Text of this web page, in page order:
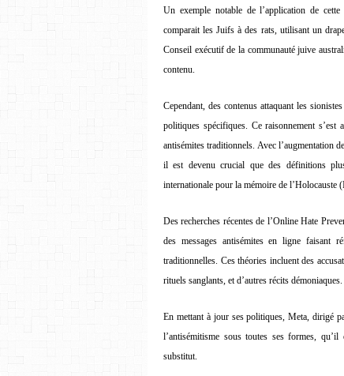
Un exemple notable de l’application de
comparait les Juifs à des rats, utilisant un
Conseil exécutif de la communauté juive
contenu.
Cependant, des contenus attaquant les
politiques spécifiques. Ce raisonnement s’est
antisémites traditionnels. Avec l’augmentation
il est devenu crucial que des définitions
internationale pour la mémoire de l’Holocauste
Des recherches récentes de l’Online Hate
des messages antisémites en ligne faisant
traditionnelles. Ces théories incluent des
rituels sanglants, et d’autres récits démoniaques.
En mettant à jour ses politiques, Meta, dirigé
l’antisémitisme sous toutes ses formes,
substitut.